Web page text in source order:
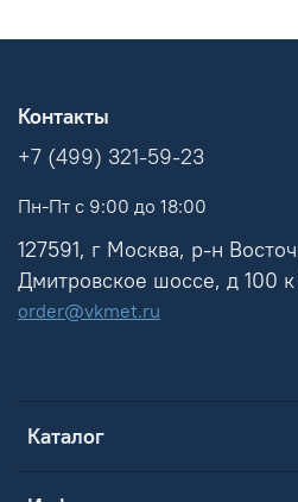
Каталог
Контакты
+7 (499) 321-59-23
Пн-Пт с 9:00 до 18:00
127591, г Москва, р-н
Дмитровское шоссе, д 100
order@vkmet.ru